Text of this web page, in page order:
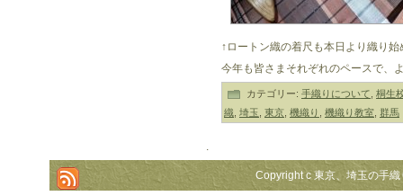
↑ロートン織の着尺も本日より織り始
今年も皆さまそれぞれのペースで、
カテゴリー: 手織りについて 桐生
織 埼玉 東京 機織り 機織り教室 群馬
.
Copyright c 東京、埼玉の手